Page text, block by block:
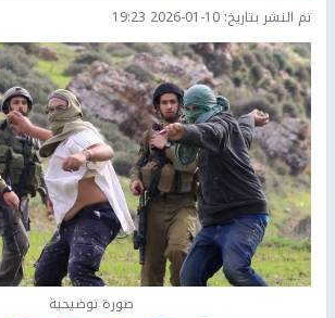
تم النشر بتاريخ: 2026-01-10 19:23
صورة توضيحية